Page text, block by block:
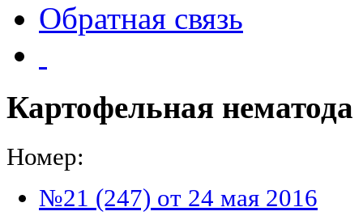
Обратная связь
Картофельная нематода
Номер:
№21 (247) от 24 мая 2016